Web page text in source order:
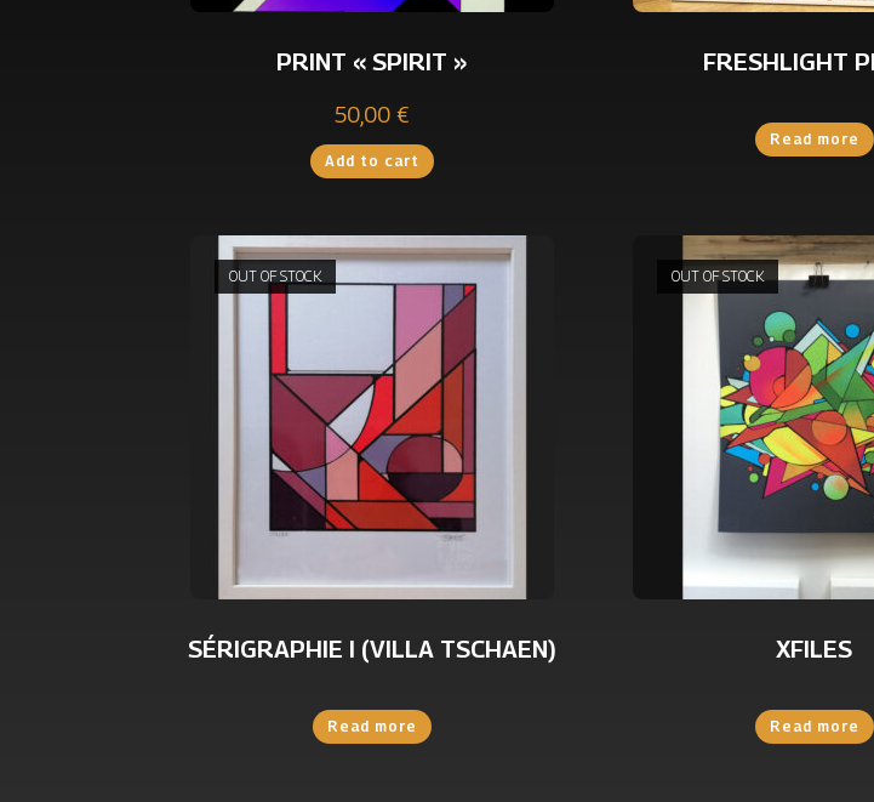
PRINT « SPIRIT »
50,00 €
Add to cart
FRESHLIGHT
Read more
OUT OF STOCK
SÉRIGRAPHIE I (VILLA TSCHAEN)
Read more
OUT OF STOCK
XFILES
Read more